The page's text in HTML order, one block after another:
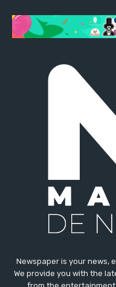
Newspaper is your news,
We provide you with the